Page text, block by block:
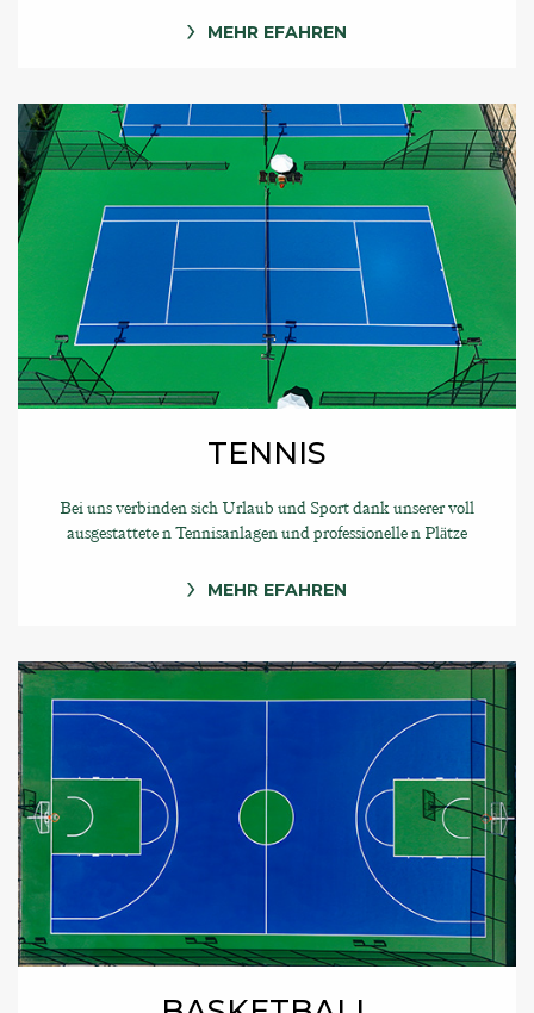
MEHR EFAHREN
TENNIS
Bei uns verbinden sich Urlaub und Sport dank unserer voll
ausgestattete n Tennisanlagen und professionelle n Plätze
MEHR EFAHREN